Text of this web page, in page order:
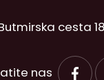
cesta
nas